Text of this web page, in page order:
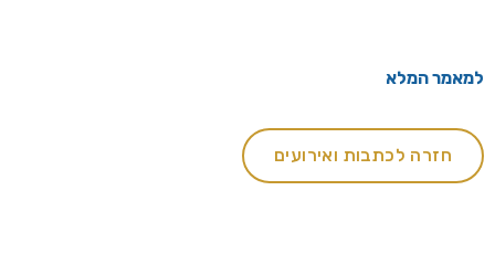
למאמר המלא
חזרה לכתבות ואירועים